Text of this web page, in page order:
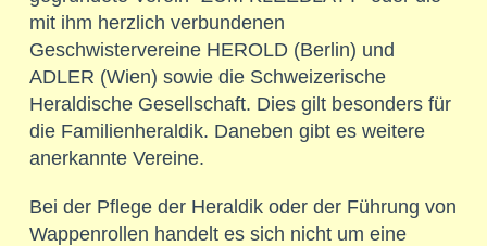
mit ihm herzlich verbundenen
Geschwistervereine HEROLD (Berlin) und
ADLER (Wien) sowie die Schweizerische
Heraldische Gesellschaft. Dies gilt besonders für
die Familienheraldik. Daneben gibt es weitere
anerkannte Vereine.
Bei der Pflege der Heraldik oder der Führung von
Wappenrollen handelt es sich nicht um eine